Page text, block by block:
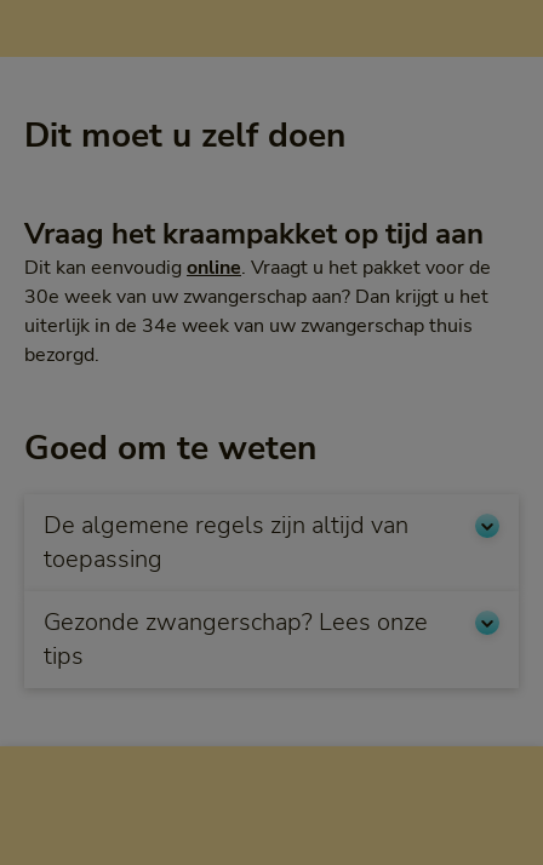
Dit moet u zelf doen
Vraag het kraampakket op tijd aan
Dit kan eenvoudig online. Vraagt u het pakket voor de
30e week van uw zwangerschap aan? Dan krijgt u het
uiterlijk in de 34e week van uw zwangerschap thuis
bezorgd.
Goed om te weten
De algemene regels zijn altijd van
toepassing
Gezonde zwangerschap? Lees onze
tips